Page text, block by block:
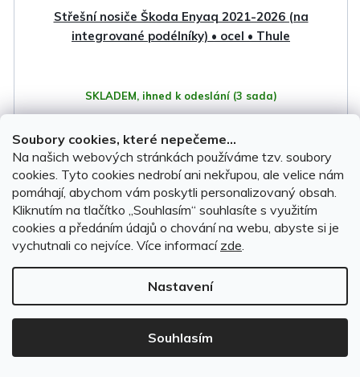
Soubory cookies, které nepečeme...
Na našich webových stránkách používáme tzv. soubory
cookies. Tyto cookies nedrobí ani nekřupou, ale velice nám
pomáhají, abychom vám poskytli personalizovaný obsah.
Kliknutím na tlačítko ,,Souhlasím“ souhlasíte s využitím
cookies a předáním údajů o chování na webu, abyste si je
vychutnali co nejvíce. Více informací zde.
Nastavení
Souhlasím
Střešní nosiče Škoda Enyaq 2021-2026 (na
integrované podélníky) • ocel • Thule
SKLADEM, ihned k odeslání (3 sada)
6 499 Kč
DO KOŠÍKU
Český výrobek Doprava